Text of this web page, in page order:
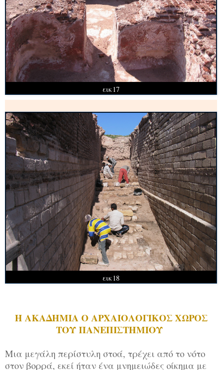
εικ17
εικ18
Η ΑΚΑΔΗΜΙΑ Ο ΑΡΧΑΙΟΛΟΓΙΚΟΣ ΧΩΡΟΣ
ΤΟΥ ΠΑΝΕΠΙΣΤΗΜΙΟΥ
Μια μεγάλη περίστυλη στοά, τρέχει από το νότο
στον βορρά, εκεί ήταν ένα μνημειώδες οίκημα με